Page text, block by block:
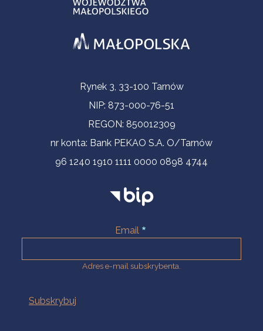
Informacje kontaktoweRynek 3, 33-100 Tarnów
NIP: 873-000-76-51
REGON: 850012309
nr konta: Bank PEKAO S.A. O/Tarnów
96 1240 1910 1111 0000 0898 4744
Email
Adres e-mail subskrybenta.